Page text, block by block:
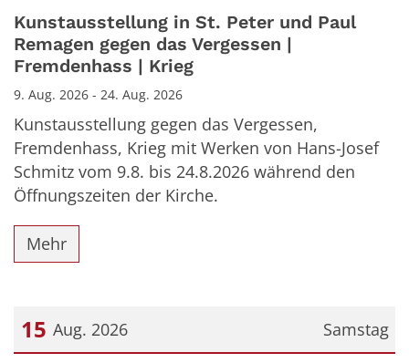
Datum: 9. August 2026
Kunstausstellung in St. Peter und Paul
Remagen gegen das Vergessen |
Fremdenhass | Krieg
9. Aug. 2026 - 24. Aug. 2026
Kunstausstellung gegen das Vergessen,
Fremdenhass, Krieg mit Werken von Hans-Josef
Schmitz vom 9.8. bis 24.8.2026 während den
Öffnungszeiten der Kirche.
Mehr
Samstag
15 Aug. 2026